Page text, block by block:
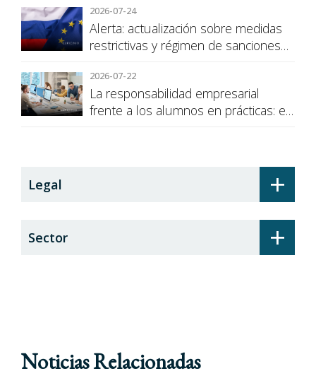
2026-07-24
Alerta: actualización sobre medidas
restrictivas y régimen de sanciones
2026-07-22
La responsabilidad empresarial
frente a los alumnos en prácticas: el
+
Legal
+
Sector
Noticias Relacionadas